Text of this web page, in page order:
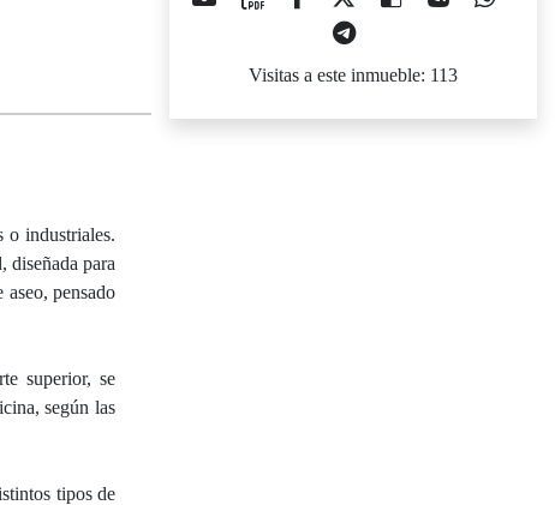
o industriales.
diseñada para
pensado
superior, se
según las
tipos de
Visitas a este inmueble: 113